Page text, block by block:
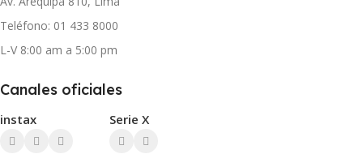
Teléfono: 01 433 8000
L-V 8:00 am a 5:00 pm
Canales oficiales
instax Serie X